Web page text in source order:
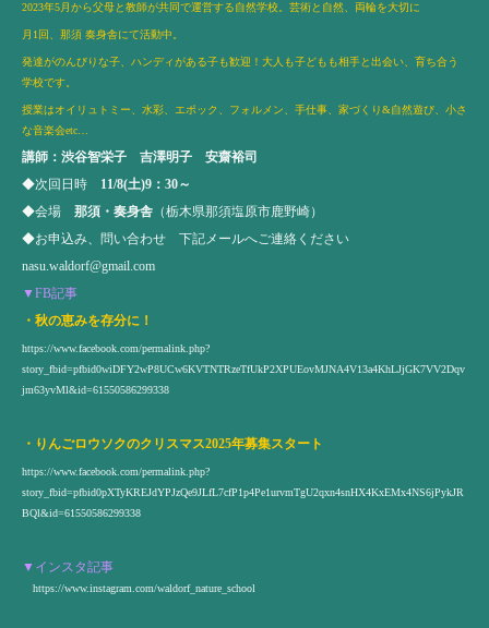
2023年5月から父母と教師が共同で運営する自然学校。芸術と自然、両輪を大切に
月1回、那須 奏身舎にて活動中。
発達がのんびりな子、ハンディがある子も歓迎！大人も子どもも相手と出会い、育ち合う
学校です。
授業はオイリュトミー、水彩、エポック、フォルメン、手仕事、家づくり&自然遊び、小さ
な音楽会etc…
講師：渋谷智栄子 吉澤明子 安齋裕司
◆次回日時 11/8(土)9：30～
◆会場 那須・奏身舎 （栃木県那須塩原市鹿野崎）
◆お申込み、問い合わせ 下記メールへご連絡ください
nasu.waldorf@gmail.com
▼FB記事
・秋の恵みを存分に！
https://www.facebook.com/permalink.php?
story_fbid=pfbid0wiDFY2wP8UCw6KVTNTRzeTfUkP2XPUEovMJNA4V13a4KhLJjGK7VV2Dqv
jm63yvMl&id=61550586299338
・りんごロウソクのクリスマス2025年募集スタート
https://www.facebook.com/permalink.php?
story_fbid=pfbid0pXTyKREJdYPJzQe9JLfL7cfP1p4Pe1urvmTgU2qxn4snHX4KxEMx4NS6jPykJR
BQl&id=61550586299338
▼インスタ記事
https://www.instagram.com/waldorf_nature_school